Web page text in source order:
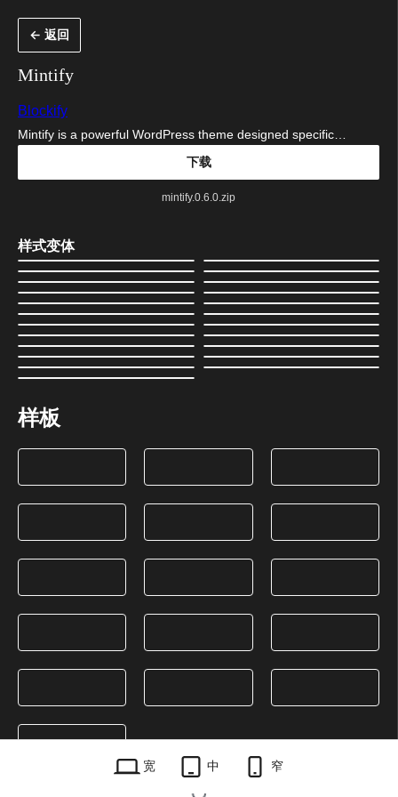
← 返回
Mintify
Blockify
Mintify is a powerful WordPress theme designed specific…
下载
mintify.0.6.0.zip
样式变体
样板
宽 中 窄